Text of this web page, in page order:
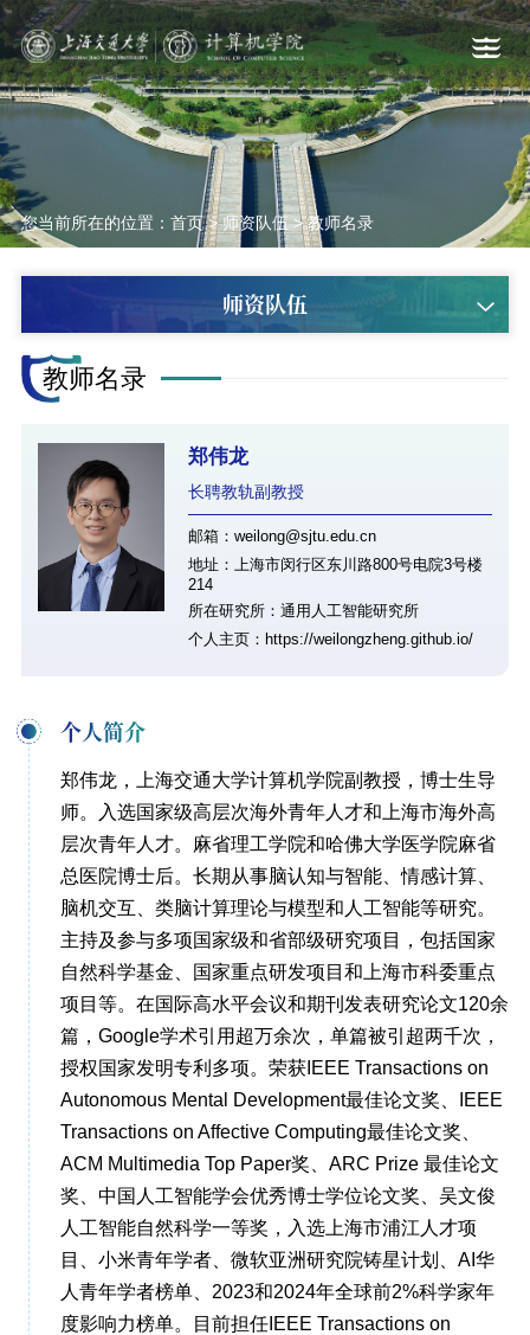
您当前所在的位置： 首页>师资队伍>教师名录
师资队伍
教师名录
郑伟龙
长聘教轨副教授
邮箱：weilong@sjtu.edu.cn
地址：上海市闵行区东川路800号电院3号楼
214
所在研究所：通用人工智能研究所
个人主页：https://weilongzheng.github.io/
个人简介
郑伟龙，上海交通大学计算机学院副教授，博士生导
师。入选国家级高层次海外青年人才和上海市海外高
层次青年人才。麻省理工学院和哈佛大学医学院麻省
总医院博士后。长期从事脑认知与智能、情感计算、
脑机交互、类脑计算理论与模型和人工智能等研究。
主持及参与多项国家级和省部级研究项目，包括国家
自然科学基金、国家重点研发项目和上海市科委重点
项目等。在国际高水平会议和期刊发表研究论文120余
篇，Google学术引用超万余次，单篇被引超两千次，
授权国家发明专利多项。荣获IEEE Transactions on
Autonomous Mental Development最佳论文奖、IEEE
Transactions on Affective Computing最佳论文奖、
ACM Multimedia Top Paper奖、ARC Prize 最佳论文
奖、中国人工智能学会优秀博士学位论文奖、吴文俊
人工智能自然科学一等奖，入选上海市浦江人才项
目、小米青年学者、微软亚洲研究院铸星计划、AI华
人青年学者榜单、2023和2024年全球前2%科学家年
度影响力榜单。目前担任IEEE Transactions on